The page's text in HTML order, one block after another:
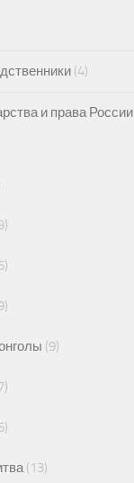
(4)
и права России
(9)
(13)